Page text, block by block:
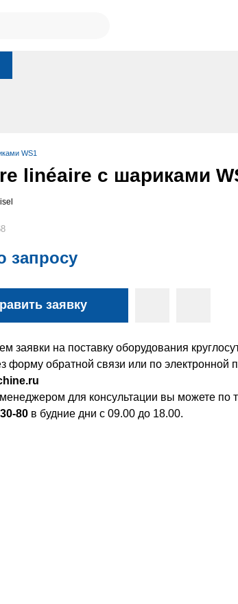
WS1
linéaire с шариками
isel
запросу
заявку
заявки на поставку оборудования
форму обратной связи или по электронной
для консультации вы можете по
80 в будние дни с 09.00 до 18.00.